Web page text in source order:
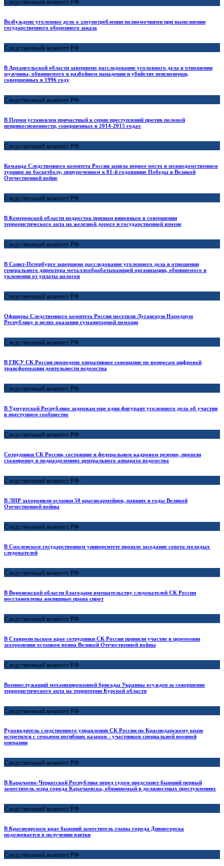
Следственный комитет РФ
Возбуждено уголовное дело о злоупотреблении полномочиями при выполнении
государственного оборонного заказа
Следственный комитет РФ
В Архангельской области завершено расследование уголовного дела в отношении
мужчины, обвиняемого в разбойном нападении и убийстве пенсионерки,
совершенных в 1996 году
Следственный комитет РФ
В Перми установлен причастный к серии преступлений против половой
неприкосновенности, совершенных в 2014-2015 годах
Следственный комитет РФ
Команда Следственного комитета России заняла первое место в межведомственном
турнире по баскетболу, приуроченном к 81-й годовщине Победы в Великой
Отечественной войне
Следственный комитет РФ
В Кемеровской области подросток признан виновным в совершении
террористического акта на железной дороге и государственной измене
Следственный комитет РФ
В Санкт-Петербурге завершено расследование уголовного дела в отношении
генерального директора металлообрабатывающей организации, обвиняемого в
уклонении от уплаты налогов
Следственный комитет РФ
Офицеры Следственного комитета России посетили Луганскую Народную
Республику в целях оказания гуманитарной помощи
Следственный комитет РФ
В ГВСУ СК России проведено оперативное совещание по вопросам цифровой
трансформации деятельности ведомства
Следственный комитет РФ
В Удмуртской Республике задержан еще один фигурант уголовного дела об участии
в преступном сообществе
Следственный комитет РФ
Сотрудники СК России, состоящие в федеральном кадровом резерве, прошли
стажировку в подразделениях центрального аппарата ведомства
Следственный комитет РФ
В ЛНР захоронили останки 50 красноармейцев, павших в годы Великой
Отечественной войны
Следственный комитет РФ
В Смоленском государственном университете прошло заседание совета молодых
следователей
Следственный комитет РФ
В Воронежской области благодаря вмешательству следователей СК России
восстановлены жилищные права сирот
Следственный комитет РФ
В Ставропольском крае сотрудники СК России приняли участие в церемонии
захоронения останков воина Великой Отечественной войны
Следственный комитет РФ
Военнослужащий механизированной бригады Украины осужден за совершение
террористического акта на территории Курской области
Следственный комитет РФ
Руководитель следственного управления СК России по Краснодарскому краю
встретился с семьями погибших казаков - участников специальной военной
операции
Следственный комитет РФ
В Карачаево-Черкесской Республике перед судом предстанет бывший первый
заместитель мэра города Карачаевска, обвиняемый в должностных преступлениях
Следственный комитет РФ
В Красноярском крае бывший заместитель главы города Дивногорска
подозревается в получении взятки
Следственный комитет РФ